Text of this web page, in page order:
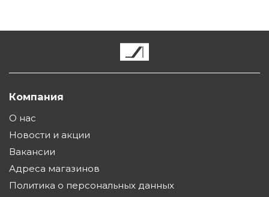
Компания
О нас
Новости и акции
Вакансии
Адреса магазинов
Политика о персональных данных